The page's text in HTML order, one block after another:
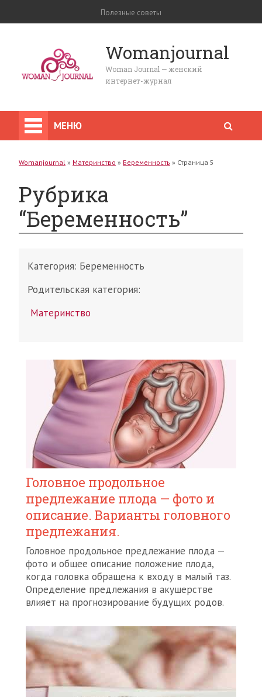
Полезные советы
Womanjournal
Woman Journal — женский
интернет-журнал
МЕНЮ
Womanjournal » Материнство » Беременность » Страница 5
Рубрика
“Беременность”
Категория: Беременность
Родительская категория:
Материнство
Головное продольное
предлежание плода — фото и
описание. Варианты головного
предлежания.
Головное продольное предлежание плода —
фото и общее описание положение плода,
когда головка обращена к входу в малый таз.
Определение предлежания в акушерстве
влияет на прогнозирование будущих родов.